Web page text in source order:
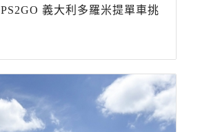
義大利多羅米提單車挑